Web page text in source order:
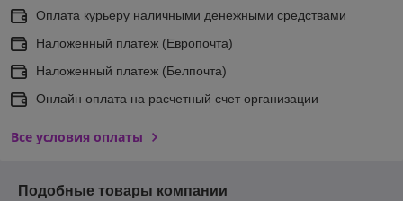
Оплата курьеру наличными денежными средствами
Наложенный платеж (Европочта)
Наложенный платеж (Белпочта)
Онлайн оплата на расчетный счет организации
Все условия оплаты
Подобные товары компании